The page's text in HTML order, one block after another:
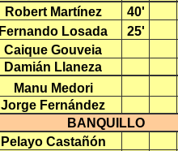
Robert Martínez
40'
Fernando Losada
25'
Caique Gouveia
Damián Llaneza
Manu Medori
Jorge Fernández
BANQUILLO
Pelayo Castañón